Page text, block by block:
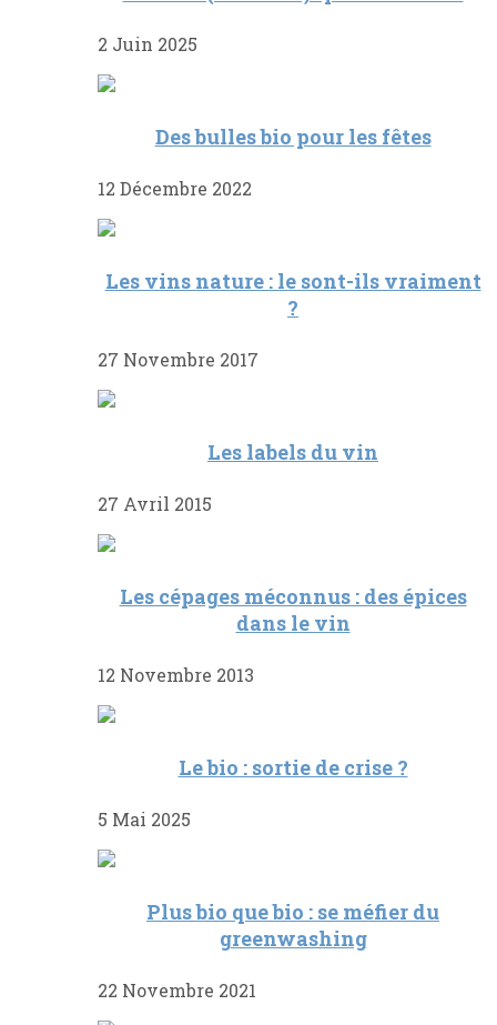
2 Juin 2025
Des bulles bio pour les fêtes
12 Décembre 2022
Les vins nature : le sont-ils vraiment
?
27 Novembre 2017
Les labels du vin
27 Avril 2015
Les cépages méconnus : des épices
dans le vin
12 Novembre 2013
Le bio : sortie de crise ?
5 Mai 2025
Plus bio que bio : se méfier du
greenwashing
22 Novembre 2021